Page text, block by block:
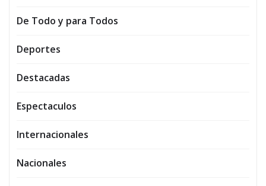
De Todo y para Todos
Deportes
Destacadas
Espectaculos
Internacionales
Nacionales